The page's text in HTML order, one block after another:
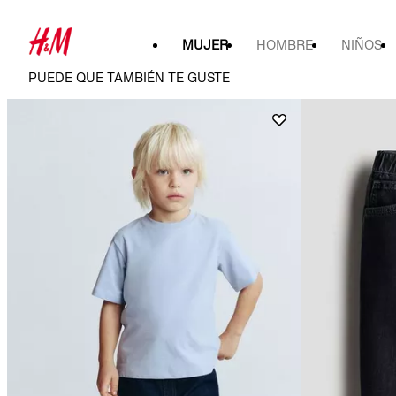
MUJER HOMBRE NIÑOS
PUEDE QUE TAMBIÉN TE GUSTE